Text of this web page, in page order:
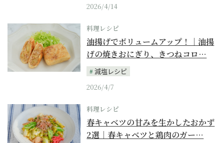
2026/4/14
料理レシピ
油揚げでボリュームアップ！｜油揚
げの焼きおにぎり、きつねコロ…
減塩レシピ
2026/4/7
料理レシピ
春キャベツの甘みを生かしたおかず
2選｜春キャベツと鶏肉のガー…